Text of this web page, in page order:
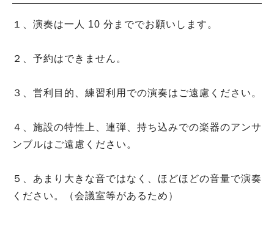
１、演奏は一人 10 分まででお願いします。
２、予約はできません。
３、営利目的、練習利用での演奏はご遠慮ください。
４、施設の特性上、連弾、持ち込みでの楽器のアンサ
ンブルはご遠慮ください。
５、あまり大きな音ではなく、ほどほどの音量で演奏
ください。（会議室等があるため）